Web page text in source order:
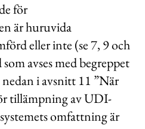
för
är huruvida
eller inte (se 7, 9 och
avses med begreppet
i avsnitt 11 ”När
tillämpning av UDI-
omfattning är